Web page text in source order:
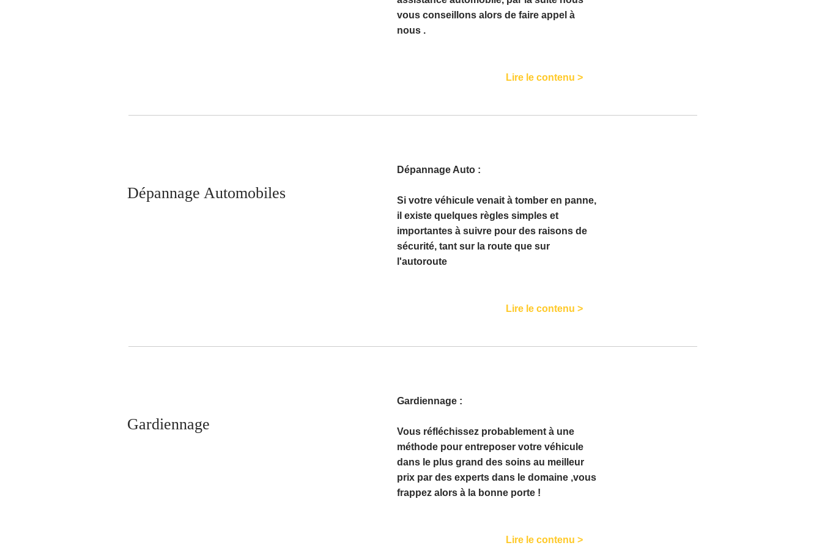
vous conseillons alors de faire appel à
nous .
Lire le contenu >
Dépannage Automobiles
Dépannage Auto :
Si votre véhicule venait à tomber en panne,
il existe quelques règles simples et
importantes à suivre pour des raisons de
sécurité, tant sur la route que sur
l'autoroute
Lire le contenu >
Gardiennage
Gardiennage :
Vous réfléchissez probablement à une
méthode pour entreposer votre véhicule
dans le plus grand des soins au meilleur
prix par des experts dans le domaine ,vous
frappez alors à la bonne porte !
Lire le contenu >